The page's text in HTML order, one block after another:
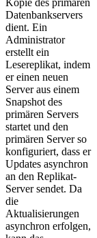
Kopie des primären
Datenbankservers
dient. Ein
Administrator
erstellt ein
Lesereplikat, indem
er einen neuen
Server aus einem
Snapshot des
primären Servers
startet und den
primären Server so
konfiguriert, dass er
Updates asynchron
an den Replikat-
Server sendet. Da
die
Aktualisierungen
asynchron erfolgen,